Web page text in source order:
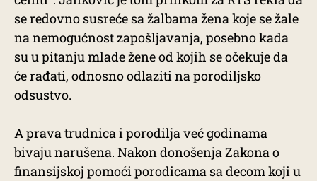
se redovno susreće sa žalbama žena koje se žale
na nemogućnost zapošljavanja, posebno kada
su u pitanju mlade žene od kojih se očekuje da
će rađati, odnosno odlaziti na porodiljsko
odsustvo.
A prava trudnica i porodilja već godinama
bivaju narušena. Nakon donošenja Zakona o
finansijskoj pomoći porodicama sa decom koji u